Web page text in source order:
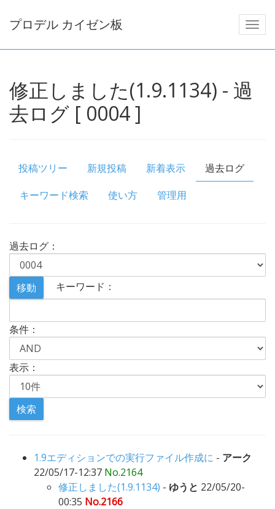
プロデル カイゼン板
修正しました(1.9.1134) - 過
去ログ [ 0004 ]
投稿ツリー 新規投稿 新着表示
過去ログ
キーワード検索
使い方 管理用
過去ログ：
キーワード：
条件：
表示：
1.9エディションでの実行ファイル作成に - アーク
22/05/17-12:37 No.2164
修正しました(1.9.1134) - ゆうと 22/05/20-
00:35 No.2166